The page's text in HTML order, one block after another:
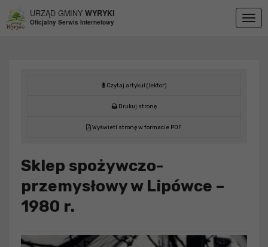
URZĄD GMINY WYRYKI
Oficjalny Serwis Internetowy
Czytaj artykuł (lektor)
Drukuj stronę
Wyświetl stronę w formacie PDF
Sklep spożywczo-
przemysłowy w Lipówce –
1980 r.